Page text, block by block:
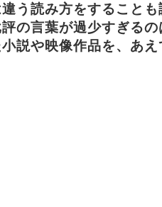
う読み方をすること
の言葉が過少すぎる
説や映像作品を、あ